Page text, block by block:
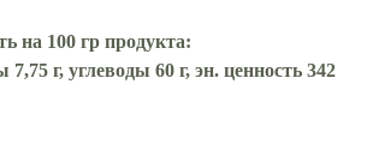
на 100 гр продукта:
г, углеводы 60 г, эн. ценность 342